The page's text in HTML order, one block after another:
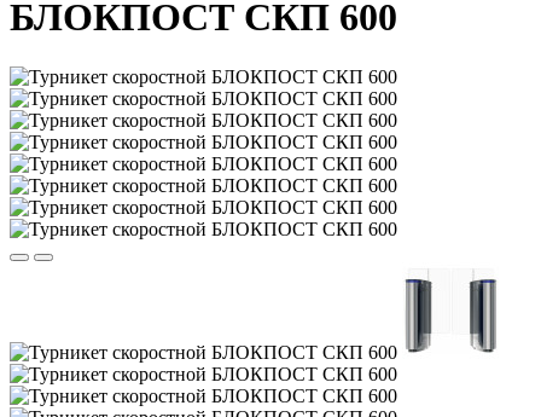
БЛОКПОСТ СКП 600